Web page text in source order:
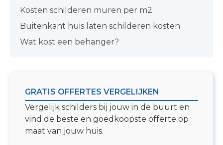
Kosten schilderen muren per m2
Buitenkant huis laten schilderen kosten
Wat kost een behanger?
GRATIS OFFERTES VERGELIJKEN
Vergelijk schilders bij jouw in de buurt en
vind de beste en goedkoopste offerte op
maat van jouw huis.